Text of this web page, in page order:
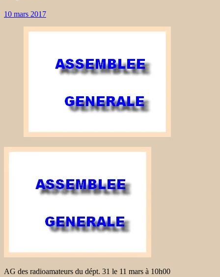
10 mars 2017
AG des radioamateurs du dépt. 31 le 11 mars à 10h00